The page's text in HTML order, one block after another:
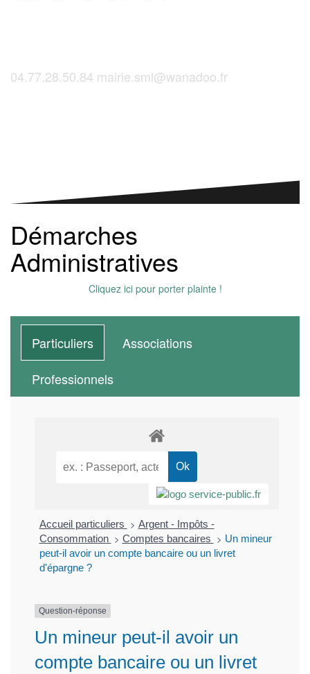
04.77.28.50.84 mairie.sml@wanadoo.fr
Démarches
Administratives
Cliquez ici pour porter plainte !
Particuliers
Associations
Professionnels
Accueil particuliers > Argent - Impôts -
Consommation > Comptes bancaires > Un mineur
peut-il avoir un compte bancaire ou un livret
d'épargne ?
Question-réponse
Un mineur peut-il avoir un
compte bancaire ou un livret